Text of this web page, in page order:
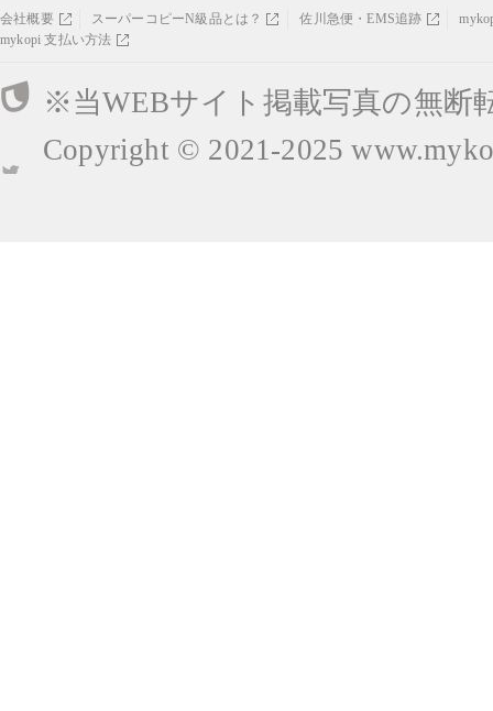
会社概要 スーパーコピーN級品とは？ 佐川急便・EMS追跡
mykopi 支払い方法
※当WEBサイト掲載写真の無断
Copyright © 2021-2025